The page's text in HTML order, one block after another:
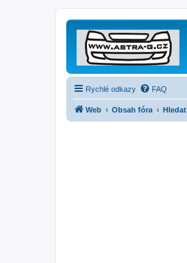
Rychlé odkazy FAQ
Web Obsah fóra Hledat